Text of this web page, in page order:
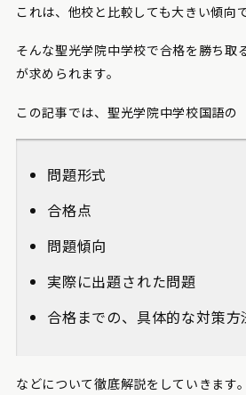
これは、他校と比較しても大きい傾向で
そんな聖光学院中学校で合格を勝ち取
が求められます。
この記事では、聖光学院中学校国語の
問題形式
合格点
問題傾向
実際に出題された問題
合格までの、具体的な対策方
などについて徹底解説をしていきます。